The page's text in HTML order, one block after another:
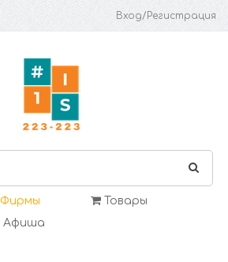
Вход/Регистрация
Фирмы
Товары
Афиша